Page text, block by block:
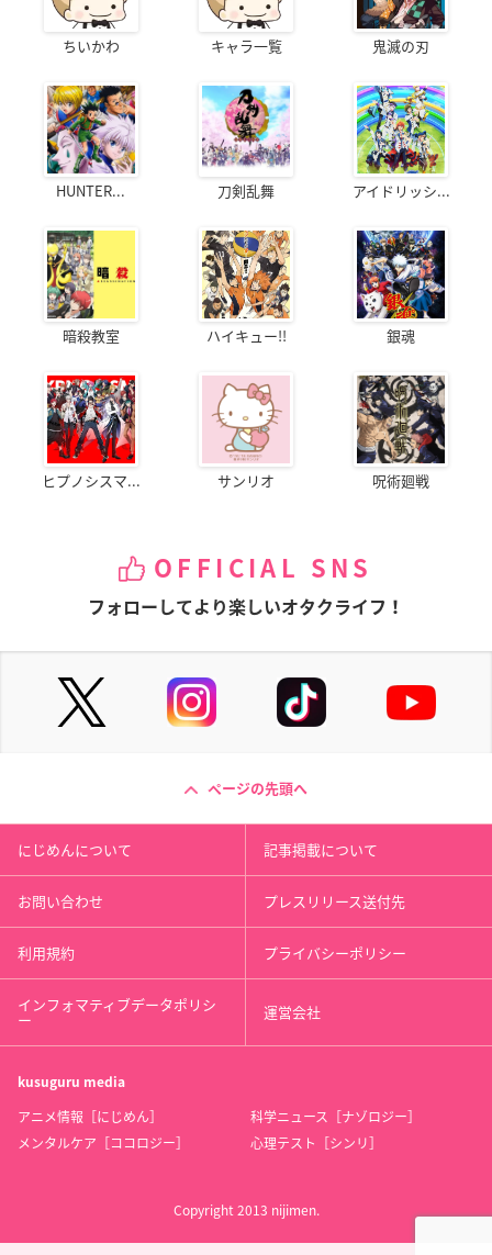
ちいかわ キャラ一覧 鬼滅の刃
HUNTER... 刀剣乱舞 アイドリッシ...
暗殺教室 ハイキュー!! 銀魂
ヒプノシスマ... サンリオ 呪術廻戦
OFFICIAL SNS
フォローしてより楽しいオタクライフ！
ページの先頭へ
にじめんについて 記事掲載について
お問い合わせ プレスリリース送付先
利用規約 プライバシーポリシー
インフォマティブデータポリシ
ー 運営会社
kusuguru media
アニメ情報［にじめん］
科学ニュース［ナゾロジー］
メンタルケア［ココロジー］
心理テスト［シンリ］
Copyright 2013 nijimen.